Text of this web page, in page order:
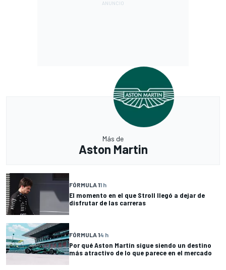
Más de
Aston Martin
FÓRMULA 11 h
El momento en el que Stroll llegó a dejar de
disfrutar de las carreras
FÓRMULA 14 h
Por qué Aston Martin sigue siendo un destino
más atractivo de lo que parece en el mercado